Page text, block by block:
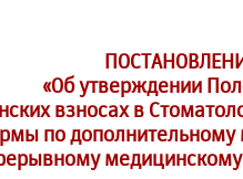
«Об утверждении
взносах в
по